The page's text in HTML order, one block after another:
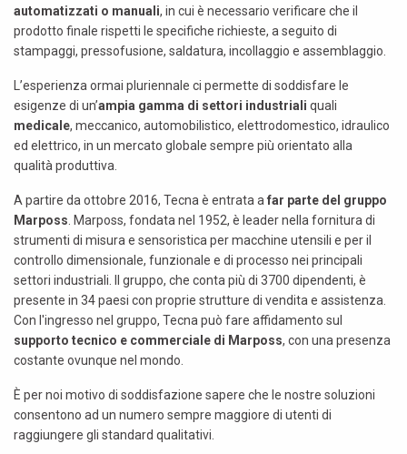
automatizzati o manuali, in cui è necessario verificare che il
prodotto finale rispetti le specifiche richieste, a seguito di
stampaggi, pressofusione, saldatura, incollaggio e assemblaggio.
L’esperienza ormai pluriennale ci permette di soddisfare le
esigenze di un’ampia gamma di settori industriali quali
medicale, meccanico, automobilistico, elettrodomestico, idraulico
ed elettrico, in un mercato globale sempre più orientato alla
qualità produttiva.
A partire da ottobre 2016, Tecna è entrata a far parte del gruppo
Marposs . Marposs, fondata nel 1952, è leader nella fornitura di
strumenti di misura e sensoristica per macchine utensili e per il
controllo dimensionale, funzionale e di processo nei principali
settori industriali. Il gruppo, che conta più di 3700 dipendenti, è
presente in 34 paesi con proprie strutture di vendita e assistenza.
Con l'ingresso nel gruppo, Tecna può fare affidamento sul
supporto tecnico e commerciale di Marposs, con una presenza
costante ovunque nel mondo.
È per noi motivo di soddisfazione sapere che le nostre soluzioni
consentono ad un numero sempre maggiore di utenti di
raggiungere gli standard qualitativi.